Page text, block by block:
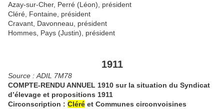
Azay-sur-Cher, Perré (Léon), président
Cléré, Fontaine, président
Cravant, Davonneau, président
Hommes, Pays (Justin), président
1911
Source : ADIL 7M78
COMPTE-RENDU ANNUEL 1910 sur la situation du Syndicat
d’élevage et propositions 1911
Circonscription : Cléré et Communes circonvoisines